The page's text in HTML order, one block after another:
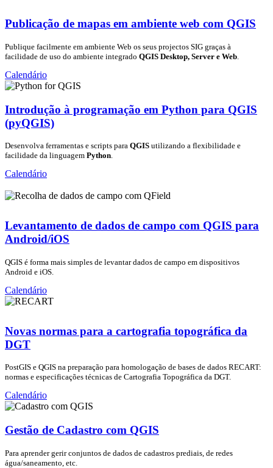
Publicação de mapas em ambiente web com QGIS
Publique facilmente em ambiente Web os seus projectos SIG graças à
facilidade de uso do ambiente integrado QGIS Desktop, Server e Web.
Calendário
Introdução à programação em Python para QGIS
(pyQGIS)
Desenvolva ferramentas e scripts para QGIS utilizando a flexibilidade e
facilidade da linguagem Python.
Calendário
Levantamento de dados de campo com QGIS para
Android/iOS
QGIS é forma mais simples de levantar dados de campo em dispositivos
Android e iOS.
Calendário
Novas normas para a cartografia topográfica da
DGT
PostGIS e QGIS na preparação para homologação de bases de dados RECART:
normas e especificações técnicas de Cartografia Topográfica da DGT.
Calendário
Gestão de Cadastro com QGIS
Para aprender gerir conjuntos de dados de cadastros prediais, de redes
água/saneamento, etc.